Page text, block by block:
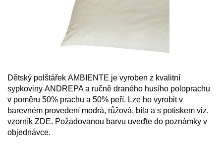
Dětský polštářek AMBIENTE je vyroben z kvalitní
sypkoviny ANDREPA a ručně draného husího poloprachu
v poměru 50% prachu a 50% peří. Lze ho vyrobit v
barevném provedení modrá, růžová, bíla a s potiskem viz.
vzorník ZDE. Požadovanou barvu uveďte do poznámky v
objednávce.